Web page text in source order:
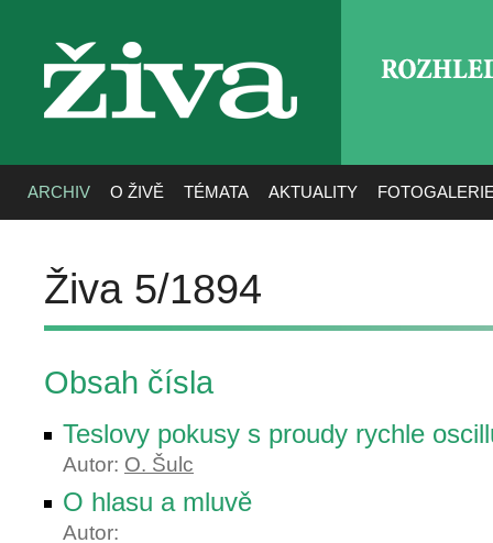
živa
ARCHIV O ŽIVĚ TÉMATA AKTUALITY
Živa 5/1894
Obsah čísla
Teslovy pokusy s proudy rychle
Autor: O. Šulc
O hlasu a mluvě
Autor: